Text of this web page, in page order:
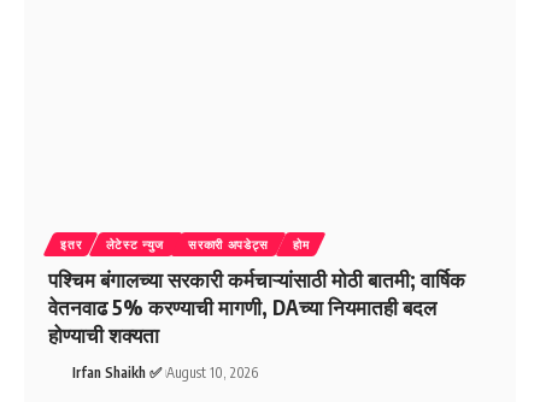
इतर लेटेस्ट न्युज सरकारी अपडेट्स होम
पश्चिम बंगालच्या सरकारी कर्मचाऱ्यांसाठी मोठी बातमी; वार्षिक
वेतनवाढ 5% करण्याची मागणी, DAच्या नियमातही बदल
होण्याची शक्यता
Irfan Shaikh ✅ August 10, 2026